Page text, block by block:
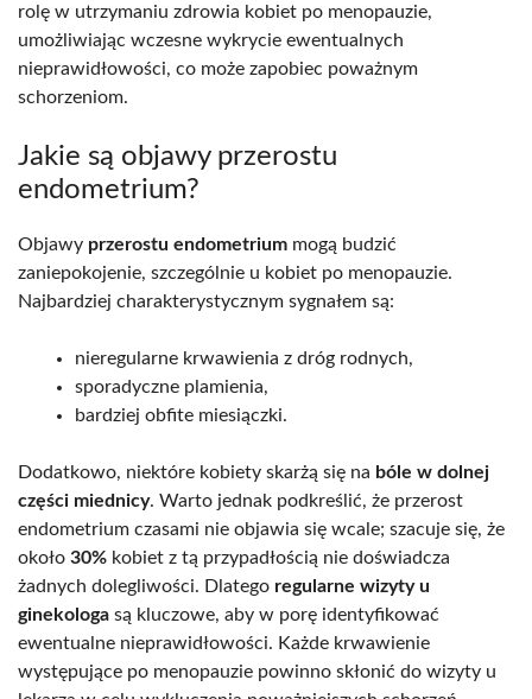
rolę w utrzymaniu zdrowia kobiet po menopauzie,
umożliwiając wczesne wykrycie ewentualnych
nieprawidłowości, co może zapobiec poważnym
schorzeniom.
Jakie są objawy przerostu
endometrium?
Objawy przerostu endometrium mogą budzić
zaniepokojenie, szczególnie u kobiet po menopauzie.
Najbardziej charakterystycznym sygnałem są:
nieregularne krwawienia z dróg rodnych,
sporadyczne plamienia,
bardziej obfite miesiączki.
Dodatkowo, niektóre kobiety skarżą się na bóle w dolnej
części miednicy. Warto jednak podkreślić, że przerost
endometrium czasami nie objawia się wcale; szacuje się, że
około 30% kobiet z tą przypadłością nie doświadcza
żadnych dolegliwości. Dlatego regularne wizyty u
ginekologa są kluczowe, aby w porę identyfikować
ewentualne nieprawidłowości. Każde krwawienie
występujące po menopauzie powinno skłonić do wizyty u